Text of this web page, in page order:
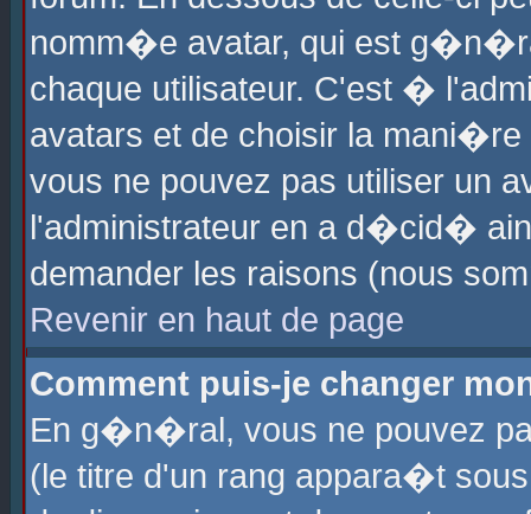
nomm�e avatar, qui est
chaque utilisateur. C'est �
avatars et de choisir la
vous ne pouvez pas utiliser un
l'administrateur en a d�cid�
demander les raisons (nous
Revenir en haut de page
Comment puis-je changer
En g�n�ral, vous ne pouvez
(le titre d'un rang appara�t